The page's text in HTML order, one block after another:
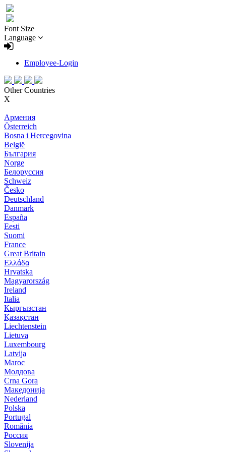
Font Size
Language
Employee-Login
Other Countries
X
Армения
Österreich
Bosna i Hercegovina
België
България
Norge
Белоруссия
Schweiz
Česko
Deutschland
Danmark
España
Eesti
Suomi
France
Great Britain
Ελλάδα
Hrvatska
Magyarország
Ireland
Italia
Кыргызстан
Қазақстан
Liechtenstein
Lietuva
Luxembourg
Latvija
Maroc
Молдова
Crna Gora
Македонија
Nederland
Polska
Portugal
România
Россия
Slovenija